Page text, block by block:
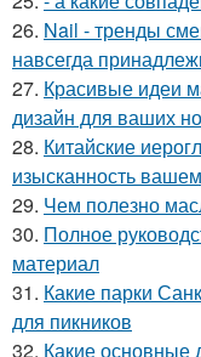
26. Nail - тренды
навсегда
27. Красивые идеи
дизайн для ваших
28. Китайские
изысканность
29. Чем полезно
30. Полное
материал
31. Какие парки
для пикников
32. Какие основные